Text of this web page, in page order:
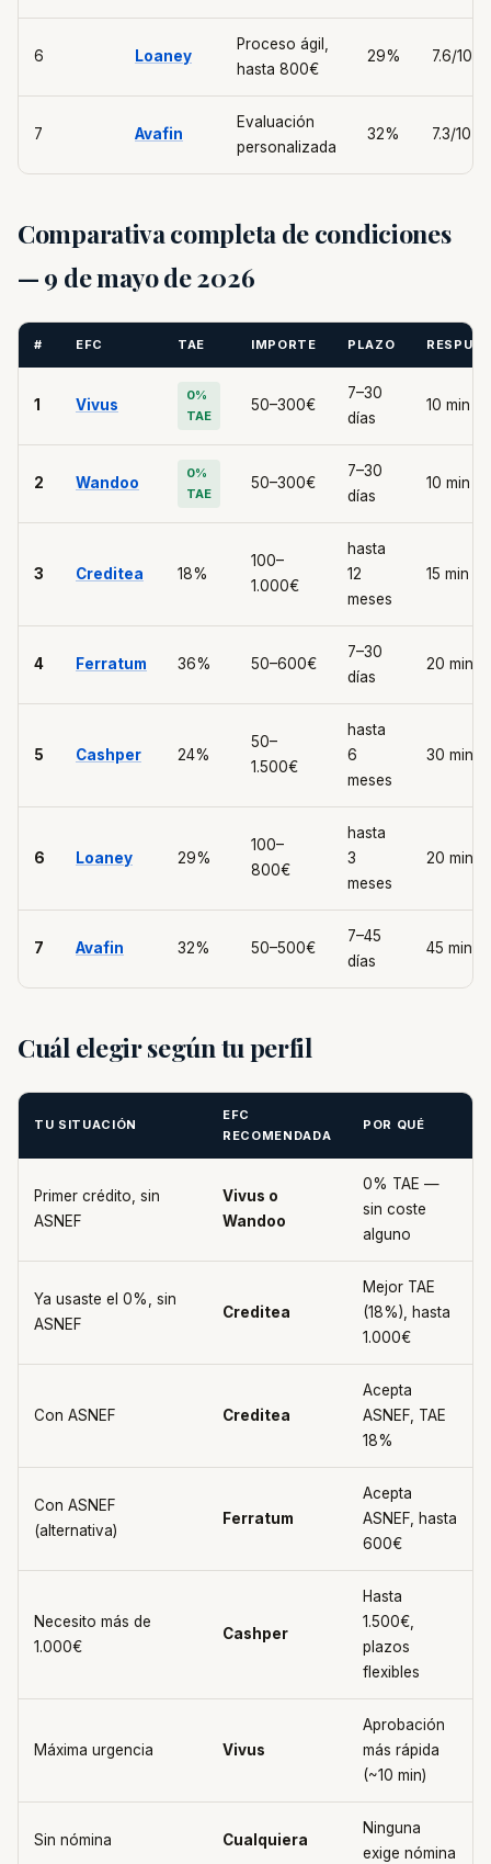
6 Loaney
Proceso ágil,
hasta 800€
29% 7.6/10
7 Avafin
Evaluación
personalizada
32% 7.3/10
Comparativa completa de condiciones
— 9 de mayo de 2026
# EFC TAE IMPORTE PLAZO
1 Vivus
0%
TAE
50–300€
7–30
días
10 min
2 Wandoo
0%
TAE
50–300€
7–30
días
10 min
3 Creditea 18%
100–
1.000€
hasta
12
meses
15 min
4 Ferratum 36% 50–600€
7–30
días
20 min
5 Cashper 24%
50–
1.500€
hasta
6
meses
30 min
6 Loaney 29%
100–
800€
hasta
3
meses
20 min
7 Avafin 32% 50–500€
7–45
días
45 min
Cuál elegir según tu perfil
TU SITUACIÓN
EFC
RECOMENDADA
POR QUÉ
Primer crédito, sin
ASNEF
Vivus o
Wandoo
0% TAE —
sin coste
alguno
Ya usaste el 0%, sin
ASNEF
Creditea
Mejor TAE
(18%), hasta
1.000€
Con ASNEF Creditea
Acepta
ASNEF, TAE
18%
Con ASNEF
(alternativa)
Ferratum
Acepta
ASNEF, hasta
600€
Necesito más de
1.000€
Cashper
Hasta
1.500€,
plazos
flexibles
Máxima urgencia Vivus
Aprobación
más rápida
(~10 min)
Sin nómina Cualquiera
Ninguna
exige nómina